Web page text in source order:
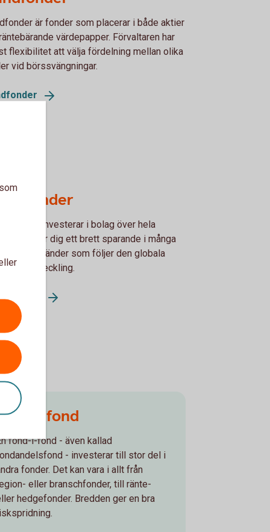
är fonder som placerar i både aktier
värdepapper. Förvaltaren har
flexibilitet att välja fördelning mellan olika
vid börssvängningar.
investerar i bolag över hela
Det ger dig ett brett sparande i många
och länder som följer den globala
utveckling.
i-fond
fond-i-fond - även kallad
- investerar till stor del i
fonder. Det kan vara i allt från
eller branschfonder, till ränte-
hedgefonder. Bredden ger en bra